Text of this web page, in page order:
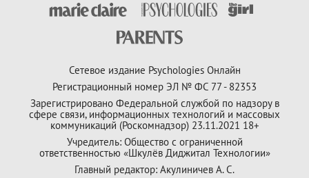
Сетевое издание Psychologies Онлайн
Регистрационный номер ЭЛ № ФС 77 - 82353
Зарегистрировано Федеральной службой по надзору в
сфере связи, информационных технологий и массовых
коммуникаций (Роскомнадзор) 23.11.2021 18+
Учредитель: Общество с ограниченной
ответственностью «Шкулёв Диджитал Технологии»
Главный редактор: Акулиничев А. С.